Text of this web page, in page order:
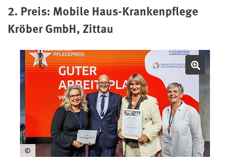
2. Preis: Mobile Haus-Krankenpflege
Kröber GmbH, Zittau
Bild
©